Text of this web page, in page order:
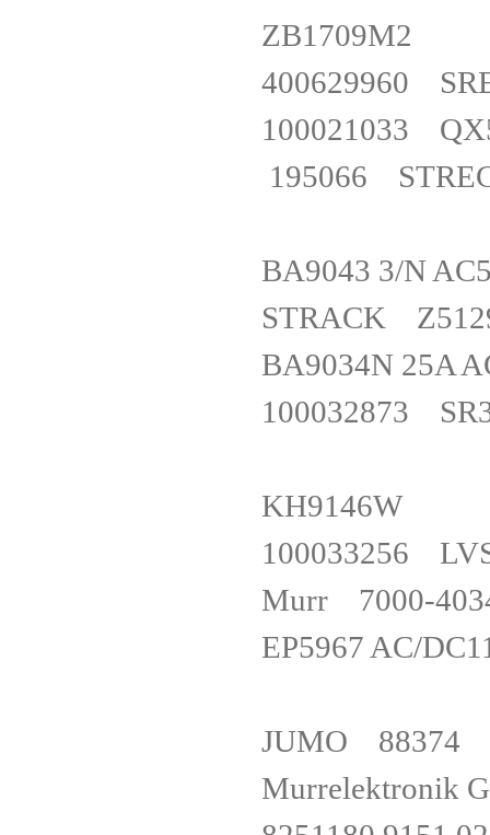
400629960
100021033
195066
BA9043 3/N
STRACK
BA9034N
100032873
100033256
Murr 7000-
EP5967 AC/
JUMO